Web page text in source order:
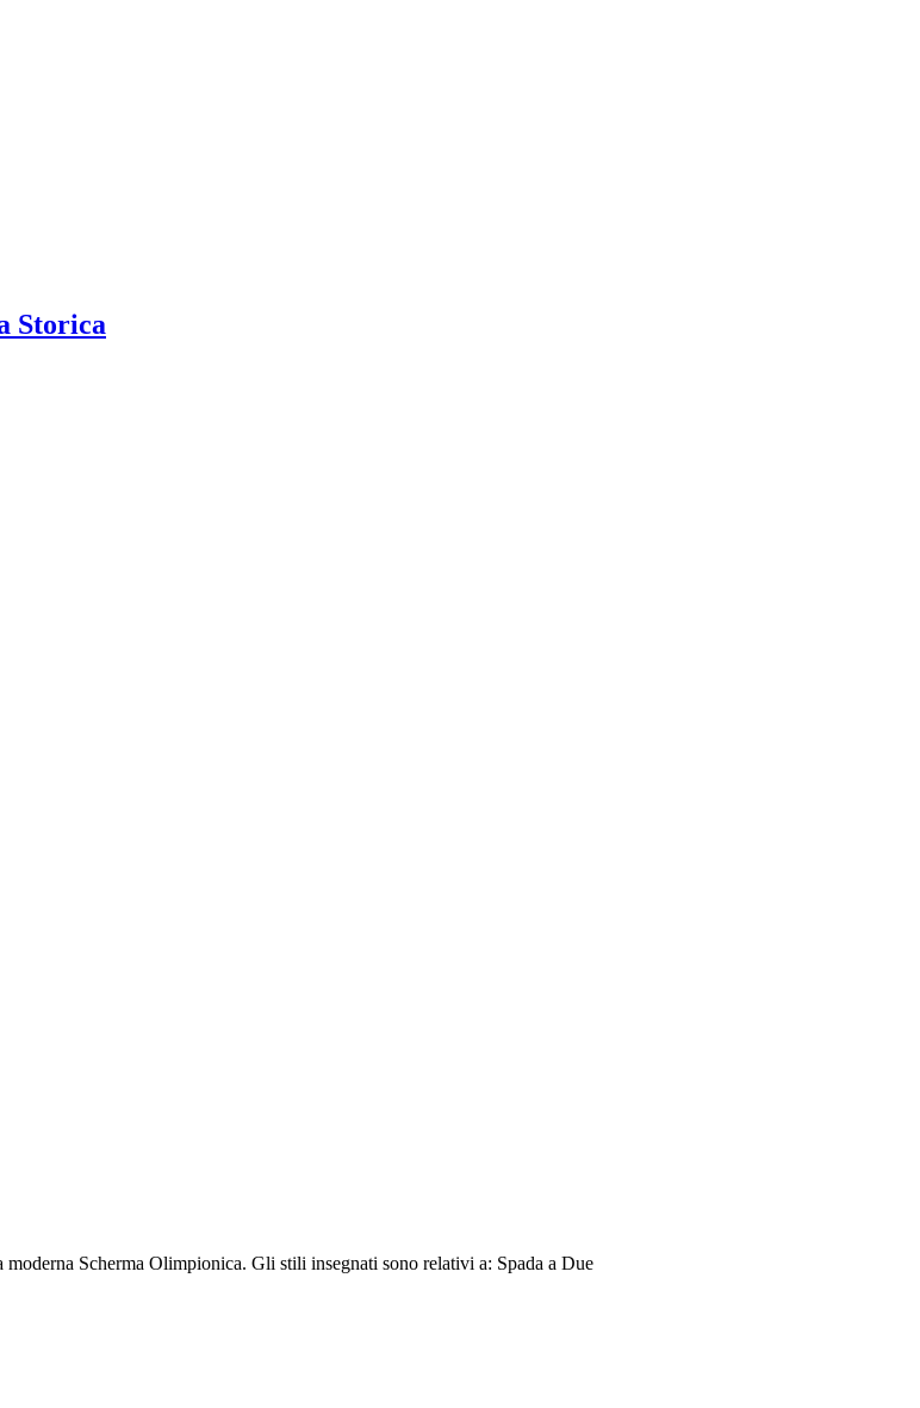
Storica
Scherma Olimpionica. Gli stili insegnati sono relativi a: Spada a Due